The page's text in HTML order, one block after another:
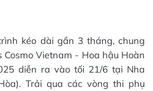
kéo dài gần 3 tháng, chung
Cosmo Vietnam - Hoa hậu Hoàn
diễn ra vào tối 21/6 tại Nha
Trải qua các vòng thi phụ